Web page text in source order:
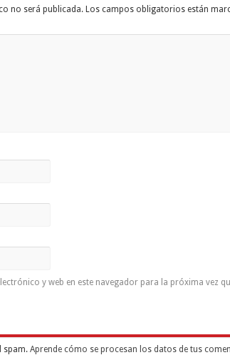
no será publicada. Los campos obligatorios están
y web en este navegador para la próxima vez
spam. Aprende cómo se procesan los datos de tus